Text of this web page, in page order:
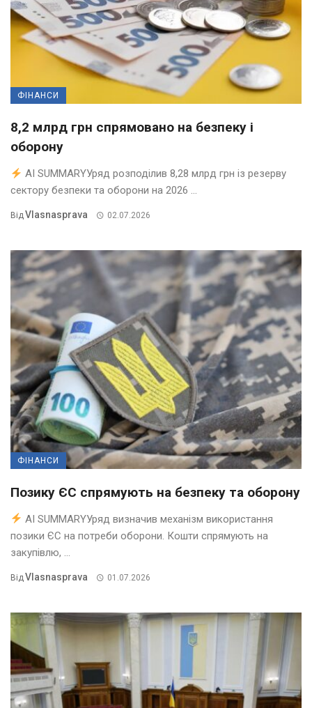
ФІНАНСИ
8,2 млрд грн спрямовано на безпеку і
оборону
AI SUMMARYУряд розподілив 8,28 млрд грн із резерву
сектору безпеки та оборони на 2026 ...
ВідVlasnasprava 02.07.2026
ФІНАНСИ
Позику ЄС спрямують на безпеку та оборону
AI SUMMARYУряд визначив механізм використання
позики ЄС на потреби оборони. Кошти спрямують на
закупівлю, ...
ВідVlasnasprava 01.07.2026